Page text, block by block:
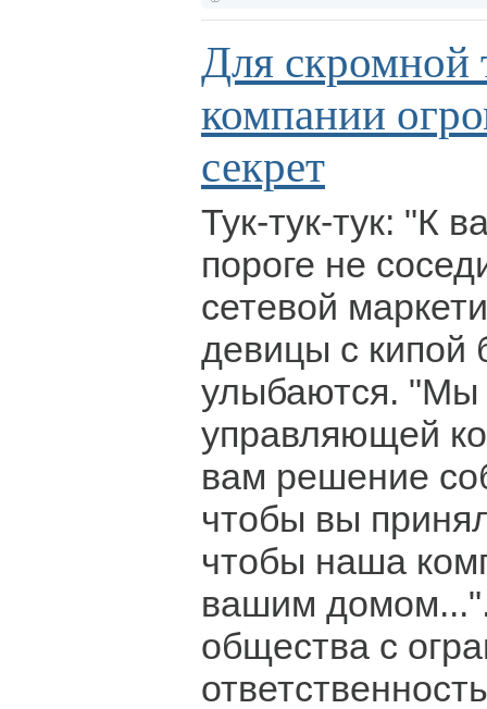
Для скромной
компании
секрет
Тук-тук-тук: "К
пороге не
сетевой
девицы с кипой
улыбаются. "Мы
управляющей
вам решение
чтобы вы
чтобы наша
вашим
общества с